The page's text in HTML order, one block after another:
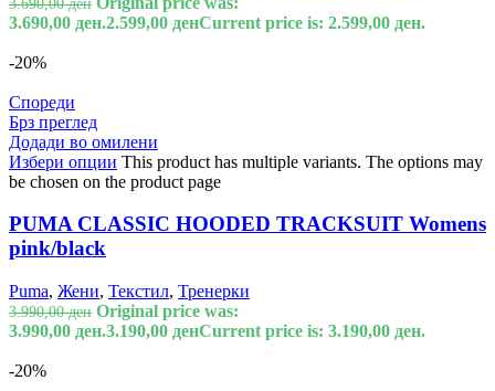
3.690,00 ден.2.599,00 денCurrent price is: 2.599,00 ден.
-20%
Спореди
Брз преглед
Додади во омилени
Избери опции This product has multiple variants. The options may
be chosen on the product page
PUMA CLASSIC HOODED TRACKSUIT Womens
pink/black
Puma, Жени, Текстил, Тренерки
3.990,00ден Original price was:
3.990,00 ден.3.190,00 денCurrent price is: 3.190,00 ден.
-20%